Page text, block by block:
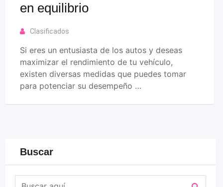
en equilibrio
Clasificados
Si eres un entusiasta de los autos y deseas
maximizar el rendimiento de tu vehículo,
existen diversas medidas que puedes tomar
para potenciar su desempeño …
Buscar